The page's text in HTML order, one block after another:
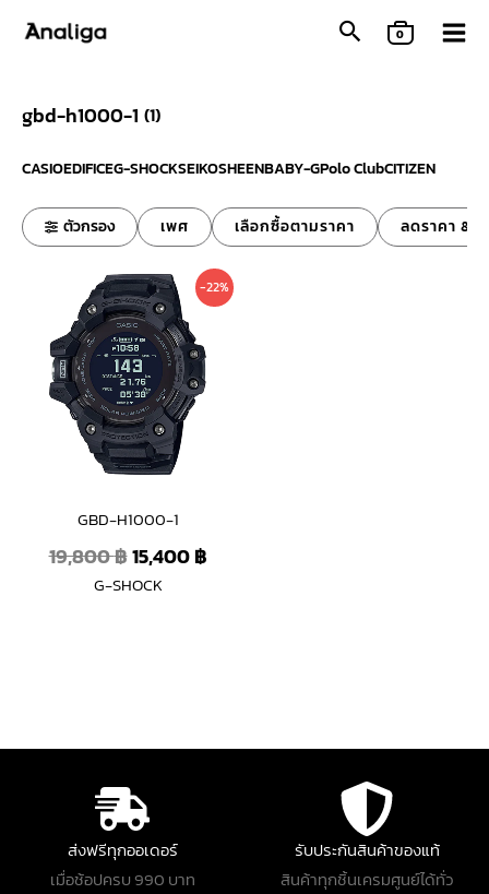
0
gbd-h1000-1 (1)
CASIOEDIFICEG-SHOCKSEIKOSHEENBABY-GPolo ClubCITIZEN
ตัวกรอง เพศ เลือกซื้อตามราคา ลดราคา &
-22%
GBD-H1000-1
19,800฿
Original
price
was:
19,800 ฿.
15,400฿
Current
price
G-SHOCK
ส่งฟรีทุกออเดอร์
เมื่อช้อปครบ 990 บาท
รับประกันสินค้าของแท้
สินค้าทุกชิ้นเครมศูนย์ได้ทั่ว